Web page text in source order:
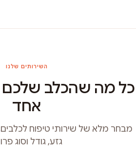
השירותים שלנו
כל מה שהכלב שלכם
אחד
מבחר מלא של שירותי טיפוח
גזע, גודל וסוג